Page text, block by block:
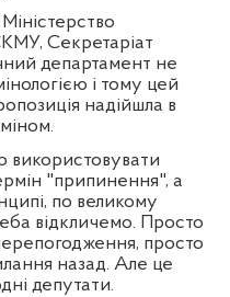
Секретаріат
департамент не
і тому цей
надійшла в
використовувати
"припинення", а
по великому
відкличемо. Просто
просто
назад. Але це
депутати.